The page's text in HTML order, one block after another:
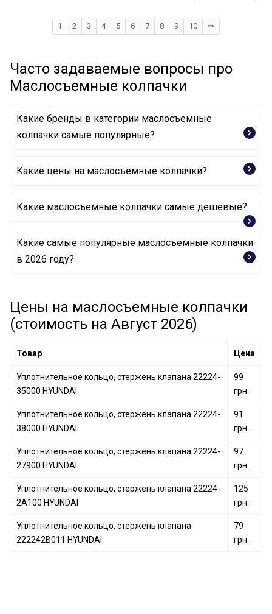
1 2 3 4 5 6 7 8 9 10 ⇛
Часто задаваемые вопросы про
Маслосъемные колпачки
Какие бренды в категории маслосъемные
колпачки самые популярные?
MITSUBISHI
Какие цены на маслосъемные колпачки?
Какие маслосъемные колпачки самые дешевые?
Уплотнительное кольцо, стержень клапана
12014525 CORTECO
Уплотнительное кольцо, стержень клапана 03363
FEBI BILSTEIN
Какие самые популярные маслосъемные колпачки
в 2026 году?
ELRING
Уплотнительное кольцо, стержень клапана 590.630
ELRING
MD307343 MITSUBISHI
Уплотнительное кольцо, стержень клапана 010.300
ELRING
ELRING
Цены на маслосъемные колпачки
(стоимость на Август 2026)
Товар Цена
Уплотнительное кольцо, стержень клапана 22224-
35000 HYUNDAI
99
грн.
Уплотнительное кольцо, стержень клапана 22224-
38000 HYUNDAI
91
грн.
Уплотнительное кольцо, стержень клапана 22224-
27900 HYUNDAI
97
грн.
Уплотнительное кольцо, стержень клапана 22224-
2A100 HYUNDAI
125
грн.
Уплотнительное кольцо, стержень клапана
222242B011 HYUNDAI
79
грн.